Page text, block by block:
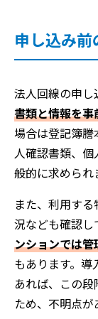
申し込み
法人回線の申し
書類と情報を
場合は登記簿
人確認書類、
般的に求められ
また、利用す
況なども確認し
ンションでは
もあります。
あれば、この
ため、不明点